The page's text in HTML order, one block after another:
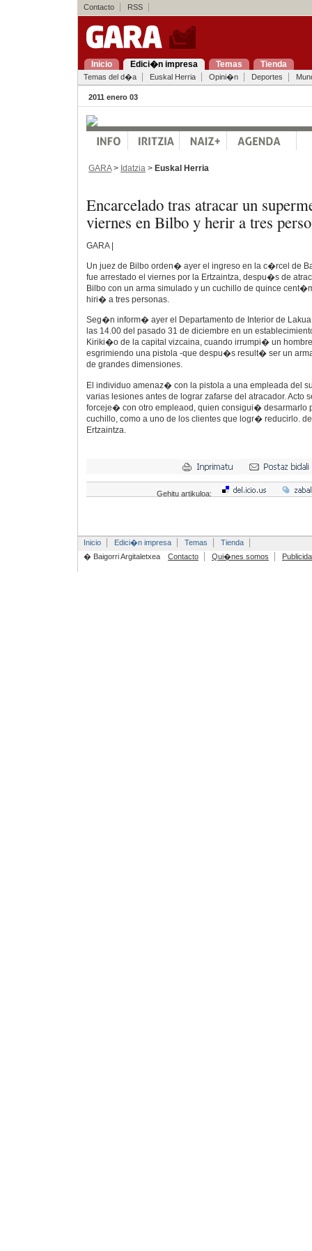
Contacto RSS
Inicio Edici�n impresa Temas Tienda
Temas del d�a Euskal Herria Opini�n Deportes
2011 enero 03
GARA> Idatzia > Euskal Herria
Encarcelado tras atracar un
viernes en Bilbo y herir a tres
GARA |
Un juez de Bilbo orden� ayer el ingreso en la c�rcel de
fue arrestado el viernes por la Ertzaintza, despu�s de
Bilbo con un arma simulado y un cuchillo de quince
hiri� a tres personas.
Seg�n inform� ayer el Departamento de Interior de
las 14.00 del pasado 31 de diciembre en un
Kiriki�o de la capital vizcaina, cuando irrumpi� un
esgrimiendo una pistola -que despu�s result� ser un
de grandes dimensiones.
El individuo amenaz� con la pistola a una empleada del
varias lesiones antes de lograr zafarse del atracador. Acto
forceje� con otro empleaod, quien consigui� desarmarlo
cuchillo, como a uno de los clientes que logr� reducirlo.
Ertzaintza.
Gehitu artikuloa:
Inicio Edici�n impresa Temas
Tienda
� Baigorri Argitaletxea
Contacto Qui�nes somos